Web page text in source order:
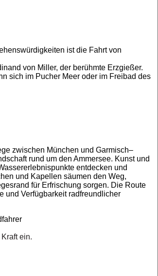
ist die Fahrt von
von Miller, der berühmte Erzgießer.
sich im Pucher Meer oder im Freibad des
zwischen München und Garmisch–
rund um den Ammersee. Kunst und
entdecken und
und Kapellen säumen den Weg,
für Erfrischung sorgen. Die Route
und Verfügbarkeit radfreundlicher
ein.